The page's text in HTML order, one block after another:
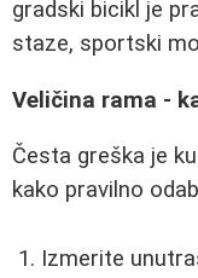
gradski bicikl je
staze, sportski
Veličina rama -
Česta greška je
kako pravilno
Izmerite